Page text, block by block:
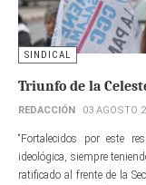
SINDICAL
Triunfo de la
REDACCIÓN 03 AGOSTO
“Fortalecidos por este
ideológica, siempre
ratificado al frente de la